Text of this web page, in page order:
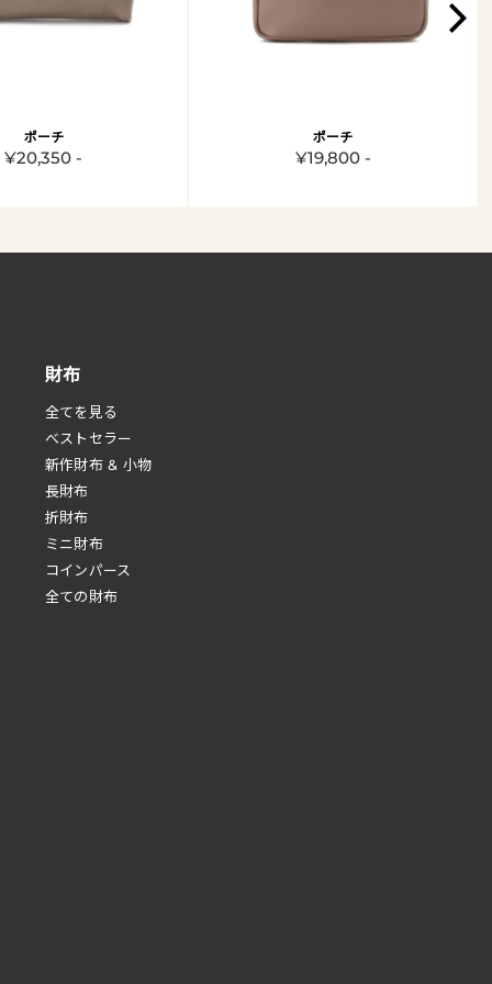
ポーチ
¥20,350 -
ポーチ
¥19,800 -
財布
全てを見る
べストセラー
新作財布 & 小物
長財布
折財布
ミニ財布
コインパース
全ての財布